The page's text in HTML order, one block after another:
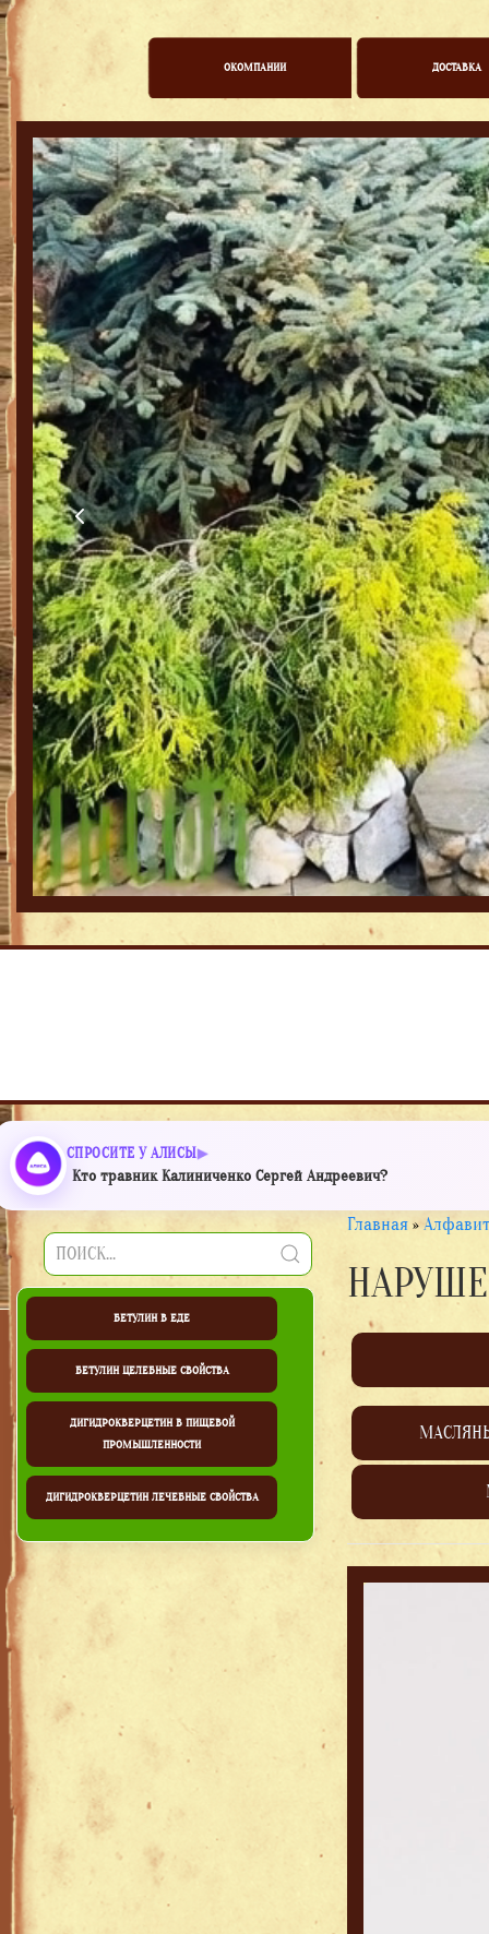
ОКОМПАНИИ ДОСТАВКА
СПРОСИТЕ У АЛИСЫ
Кто травник Калиниченко Сергей Андреевич?
БЕТУЛИН В ЕДЕ
БЕТУЛИН ЦЕЛЕБНЫЕ СВОЙСТВА
ДИГИДРОКВЕРЦЕТИН В ПИЩЕВОЙ
ПРОМЫШЛЕННОСТИ
ДИГИДРОКВЕРЦЕТИН ЛЕЧЕБНЫЕ СВОЙСТВА
Главная »